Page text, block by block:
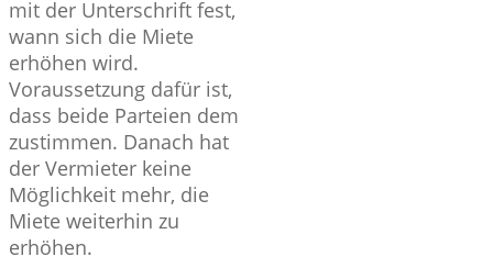
mit der Unterschrift fest,
wann sich die Miete
erhöhen wird.
Voraussetzung dafür ist,
dass beide Parteien dem
zustimmen. Danach hat
der Vermieter keine
Möglichkeit mehr, die
Miete weiterhin zu
erhöhen.